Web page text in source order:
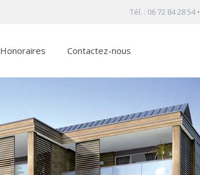
Tél. : 06 72 84 28 54 •
Honoraires Contactez-nous